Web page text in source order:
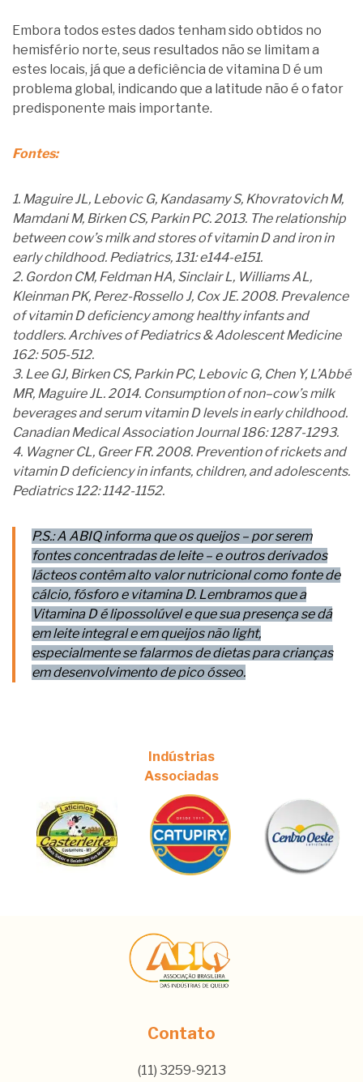
Embora todos estes dados tenham sido obtidos no
hemisfério norte, seus resultados não se limitam a
estes locais, já que a deficiência de vitamina D é um
problema global, indicando que a latitude não é o fator
predisponente mais importante.
Fontes:
1. Maguire JL, Lebovic G, Kandasamy S, Khovratovich M,
Mamdani M, Birken CS, Parkin PC. 2013. The relationship
between cow’s milk and stores of vitamin D and iron in
early childhood. Pediatrics, 131: e144-e151.
2. Gordon CM, Feldman HA, Sinclair L, Williams AL,
Kleinman PK, Perez-Rossello J, Cox JE. 2008. Prevalence
of vitamin D deficiency among healthy infants and
toddlers. Archives of Pediatrics & Adolescent Medicine
162: 505-512.
3. Lee GJ, Birken CS, Parkin PC, Lebovic G, Chen Y, L’Abbé
MR, Maguire JL. 2014. Consumption of non–cow’s milk
beverages and serum vitamin D levels in early childhood.
Canadian Medical Association Journal 186: 1287-1293.
4. Wagner CL, Greer FR. 2008. Prevention of rickets and
vitamin D deficiency in infants, children, and adolescents.
Pediatrics 122: 1142-1152.
P.S.: A ABIQ informa que os queijos – por serem
fontes concentradas de leite – e outros derivados
lácteos contêm alto valor nutricional como fonte de
cálcio, fósforo e vitamina D. Lembramos que a
Vitamina D é lipossolúvel e que sua presença se dá
em leite integral e em queijos não light,
especialmente se falarmos de dietas para crianças
em desenvolvimento de pico ósseo.
Indústrias
Associadas
Contato
(11) 3259-9213